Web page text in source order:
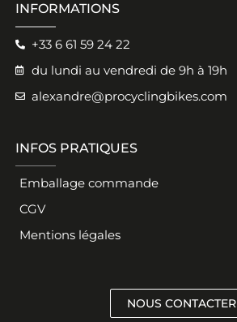
INFORMATIONS
+33 6 61 59 24 22
du lundi au vendredi de 9h à 19h
alexandre@procyclingbikes.com
INFOS PRATIQUES
Emballage commande
CGV
Mentions légales
NOUS CONTACTER